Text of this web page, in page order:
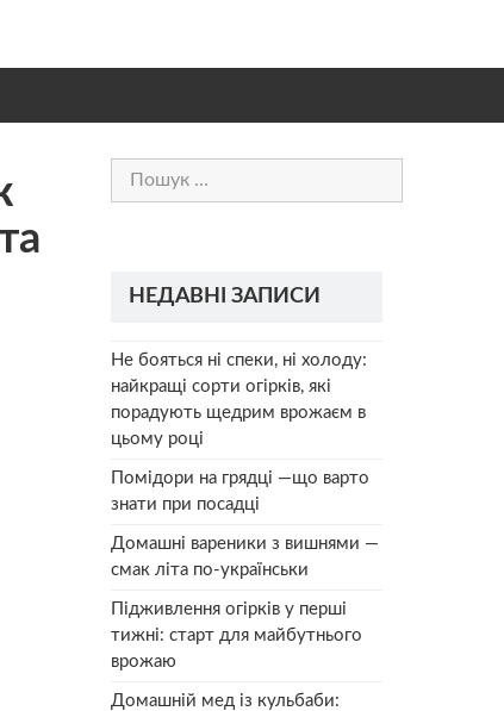
Пошук:
НЕДАВНІ ЗАПИСИ
Не бояться ні спеки, ні холоду:
найкращі сорти огірків, які
порадують щедрим врожаєм в
цьому році
Помідори на грядці —що варто
знати при посадці
Домашні вареники з вишнями —
смак літа по-українськи
Підживлення огірків у перші
тижні: старт для майбутнього
врожаю
Домашній мед із кульбаби: